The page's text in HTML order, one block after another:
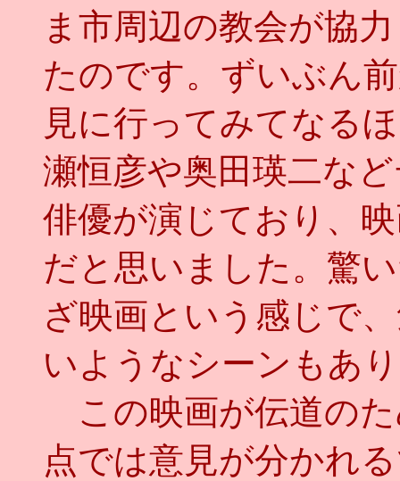
ま市周辺の教会が協
たのです。ずいぶん
見に行ってみてなる
瀬恒彦や奥田瑛二な
俳優が演じており、
だと思いました。驚
ざ映画という感じで
いようなシーンもあ
この映画が伝道の
点では意見が分かれ